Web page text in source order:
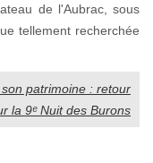
de l'Aubrac, sous
tellement recherchée
patrimoine : retour
la 9ᵉ Nuit des Burons